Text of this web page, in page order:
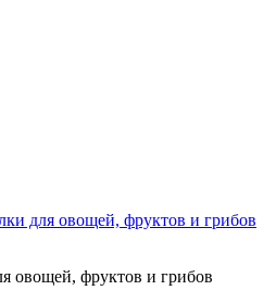
для овощей, фруктов и грибов
овощей, фруктов и грибов